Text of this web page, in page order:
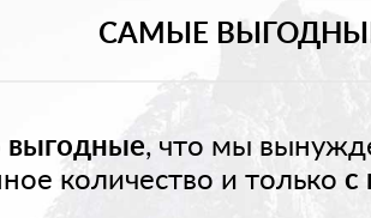
САМЫЕ
выгодные, что мы
количество и только с